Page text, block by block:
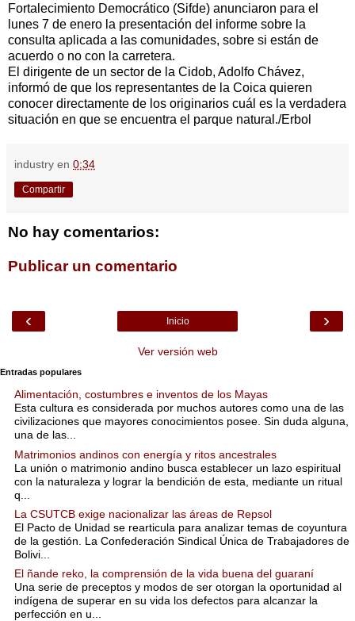
Fortalecimiento Democrático (Sifde) anunciaron para el
lunes 7 de enero la presentación del informe sobre la
consulta aplicada a las comunidades, sobre si están de
acuerdo o no con la carretera.
El dirigente de un sector de la Cidob, Adolfo Chávez,
informó de que los representantes de la Coica quieren
conocer directamente de los originarios cuál es la verdadera
situación en que se encuentra el parque natural./Erbol
industry en 0:34
Compartir
No hay comentarios:
Publicar un comentario
‹ ›
Inicio
Ver versión web
Entradas populares
Alimentación, costumbres e inventos de los Mayas
Esta cultura es considerada por muchos autores como una de las
civilizaciones que mayores conocimientos posee. Sin duda alguna,
una de las...
Matrimonios andinos con energía y ritos ancestrales
La unión o matrimonio andino busca establecer un lazo espiritual
con la naturaleza y lograr la bendición de esta, mediante un ritual
q...
La CSUTCB exige nacionalizar las áreas de Repsol
El Pacto de Unidad se rearticula para analizar temas de coyuntura
de la gestión. La Confederación Sindical Única de Trabajadores de
Bolivi...
El ñande reko, la comprensión de la vida buena del guaraní
Una serie de preceptos y modos de ser otorgan la oportunidad al
indígena de superar en su vida los defectos para alcanzar la
perfección en u...